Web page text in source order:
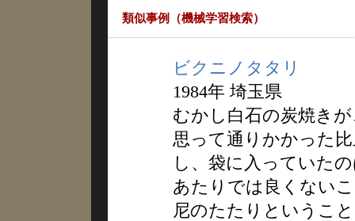
類似事例（機械学習検索）
ビクニノタタリ
1984年 埼玉県
むかし白石の炭焼き
思って通りかかった
し、袋に入っていた
あたりでは良くない
尼のたたりというこ